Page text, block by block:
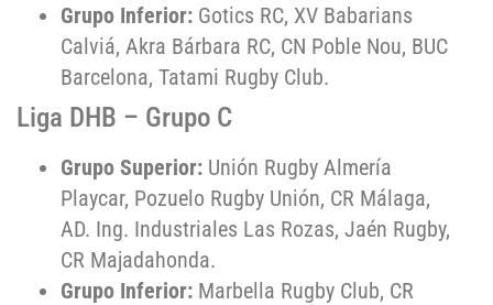
Grupo Inferior: Gotics RC, XV Babarians
Calviá, Akra Bárbara RC, CN Poble Nou, BUC
Barcelona, Tatami Rugby Club.
Liga DHB – Grupo C
Grupo Superior: Unión Rugby Almería
Playcar, Pozuelo Rugby Unión, CR Málaga,
AD. Ing. Industriales Las Rozas, Jaén Rugby,
CR Majadahonda.
Grupo Inferior: Marbella Rugby Club, CR